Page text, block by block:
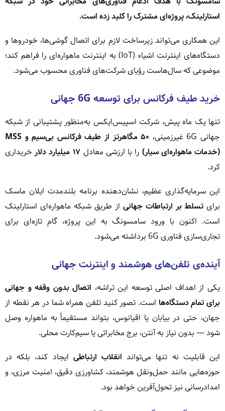
استارلینک، پروژه‌ای مشترک را کلید زده است.
این همکاری می‌تواند زیرساخت لازم برای اتصال گوشی‌ها، خودروها و
دستگاه‌های اینترنت اشیاء (IoT) به اینترنت ماهواره‌ای را فراهم کند؛
موضوعی که سال‌هاست رؤیای شرکت‌های فناوری محسوب می‌شود.
خرید طیف فرکانس برای توسعه 6G جهانی
تنها یک ماه پیش، شرکت اسپیس‌ایکس به‌منظور پشتیبانی از شبکه
جهانی 6G غیرزمینی،
۵۰ مگاهرتز از طیف فرکانس بی‌سیم و MSS
(خدمات ماهواره‌ای سیار) را با ارزشی معادل ۱۷ میلیارد دلار
خریداری
کرد.
این سرمایه‌گذاری عظیم، نشان‌دهنده برنامه بلندمدت ایلان ماسک
برای تسلط بر ارتباطات جهانی از طریق شبکه ماهواره‌ای استارلینک
است. اکنون با ورود سامسونگ به این پروژه، گام تازه‌ای برای
تجاری‌سازی فناوری 6G برداشته می‌شود.
آینده‌ی تلفن‌های هوشمند و اینترنت جهانی
یکی از اهداف اصلی توسعه این تراشه، اتصال بدون وقفه و جهانی
برای تمام دستگاه‌ها است. تصور کنید تلفن همراه شما در هر نقطه از
جهان، حتی در بیابان یا اقیانوس، بتواند مستقیماً به ماهواره وصل
شود — بدون نیاز به آنتن، برج مخابراتی یا سیم‌کارت محلی.
این قابلیت نه تنها می‌تواند انقلاب ارتباطی ایجاد کند، بلکه در
حوزه‌هایی مانند حمل‌ونقل هوشمند، کشاورزی دقیق، امنیت مرزی، و
امدادرسانی نیز تحول‌آفرین خواهد بود.